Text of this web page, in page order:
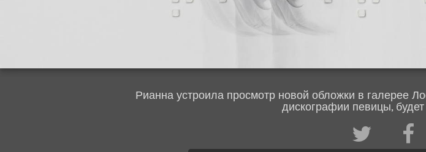
Рианна устроила просмотр новой обложки в галерее
дискографии певицы, будет